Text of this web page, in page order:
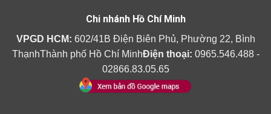
Chi nhánh Hồ Chí Minh
VPGD HCM: 602/41B Điện Biên Phủ, Phường 22, Bình
ThạnhThành phố Hồ Chí MinhĐiện thoại: 0965.546.488 -
02866.83.05.65